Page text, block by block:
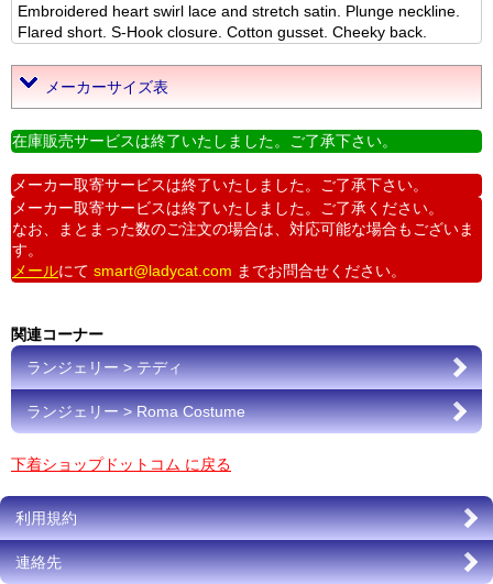
Embroidered heart swirl lace and stretch satin. Plunge neckline.
Flared short. S-Hook closure. Cotton gusset. Cheeky back.
メーカーサイズ表
在庫販売サービスは終了いたしました。ご了承下さい。
メーカー取寄サービスは終了いたしました。ご了承下さい。
メーカー取寄サービスは終了いたしました。ご了承ください。
なお、まとまった数のご注文の場合は、対応可能な場合もございま
す。
メールにて smart@ladycat.com までお問合せください。
関連コーナー
ランジェリー > テディ
ランジェリー > Roma Costume
下着ショップドットコム に戻る
利用規約
連絡先